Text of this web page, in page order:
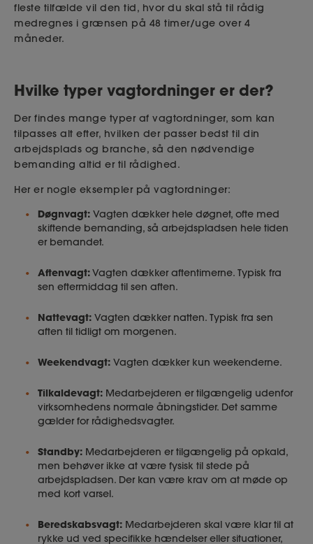
fleste tilfælde vil den tid, hvor du skal stå til rådig
medregnes i grænsen på 48 timer/uge over 4
måneder.
Hvilke typer vagtordninger er der?
Der findes mange typer af vagtordninger, som kan
tilpasses alt efter, hvilken der passer bedst til din
arbejdsplads og branche, så den nødvendige
bemanding altid er til rådighed.
Her er nogle eksempler på vagtordninger:
Døgnvagt: Vagten dækker hele døgnet, ofte med
skiftende bemanding, så arbejdspladsen hele tiden
er bemandet.
Aftenvagt:Vagten dækker aftentimerne. Typisk fra
sen eftermiddag til sen aften.
Nattevagt: Vagten dækker natten. Typisk fra sen
aften til tidligt om morgenen.
Weekendvagt: Vagten dækker kun weekenderne.
Tilkaldevagt: Medarbejderen er tilgængelig udenfor
virksomhedens normale åbningstider. Det samme
gælder for rådighedsvagter.
Standby: Medarbejderen er tilgængelig på opkald,
men behøver ikke at være fysisk til stede på
arbejdspladsen. Der kan være krav om at møde op
med kort varsel.
Beredskabsvagt: Medarbejderen skal være klar til at
rykke ud ved specifikke hændelser eller situationer,